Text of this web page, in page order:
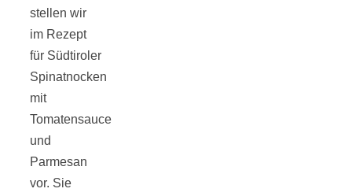
stellen wir
im Rezept
für Südtiroler
Spinatnocken
mit
Tomatensauce
und
Parmesan
vor. Sie